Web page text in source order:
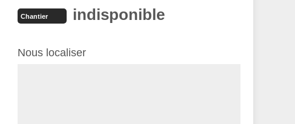
Chantier indisponible
Nous localiser